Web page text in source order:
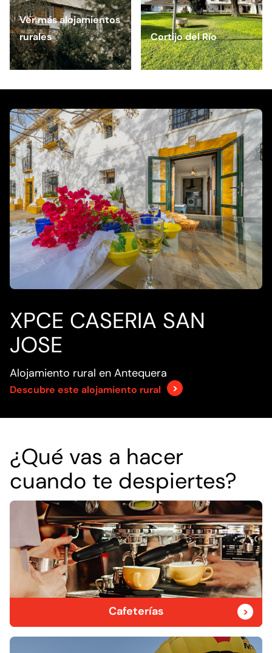
Ver más alojamientos
rurales
Cortijo del Río
XPCE CASERIA SAN
JOSE
Alojamiento rural en Antequera
Descubre este alojamiento rural
¿Qué vas a hacer
cuando te despiertes?
Cafeterías